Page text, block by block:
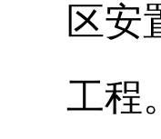
区安
工程